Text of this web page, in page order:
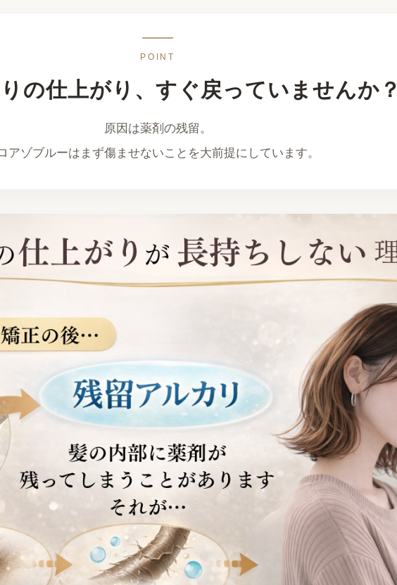
POINT
の仕上がり、すぐ戻っていませんか？
原因は薬剤の残留。
アゾブルーはまず傷ませないことを大前提にしています。